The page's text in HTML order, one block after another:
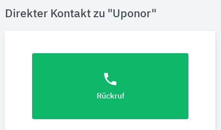
Direkter Kontakt zu "Uponor"
phone
Rückruf